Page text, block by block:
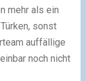
mehr als ein
sonst
auffällige
noch nicht